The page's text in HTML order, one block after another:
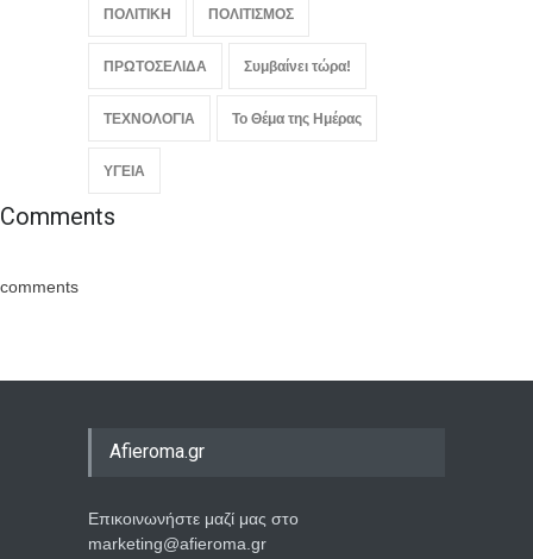
ΠΟΛΙΤΙΚΗ ΠΟΛΙΤΙΣΜΟΣ
ΠΡΩΤΟΣΕΛΙΔΑ Συμβαίνει τώρα!
ΤΕΧΝΟΛΟΓΙΑ Το Θέμα της Ημέρας
ΥΓΕΙΑ
Comments
comments
Afieroma.gr
Επικοινωνήστε μαζί μας στο
marketing@afieroma.gr